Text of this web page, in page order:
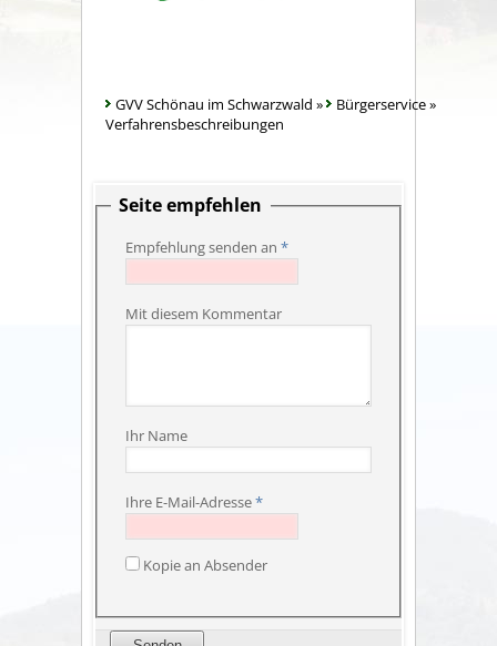
GVV Schönau im Schwarzwald » Bürgerservice»
Verfahrensbeschreibungen
Seite empfehlen
Empfehlung senden an *
Mit diesem Kommentar
Ihr Name
Ihre E-Mail-Adresse*
Kopie an Absender